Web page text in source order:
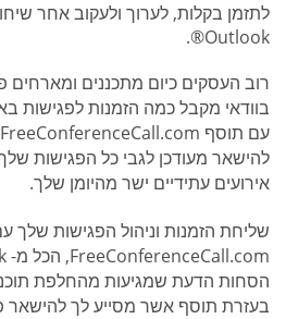
לתזמן בקלות, לערוך ולעקוב אחר
Outlook®.
רוב העסקים כיום מתכננים ומארחים
בוודאי מקבל כמה הזמנות לפגישות
להישאר מעודכן לגבי כל הפגישות
אירועים עתידיים ישר מהיומן שלך.
שליחת הזמנות וניהול הפגישות שלך
הסחות הדעת שמגיעות מהחלפת
בעזרת תוסף אשר מסייע לך להישאר